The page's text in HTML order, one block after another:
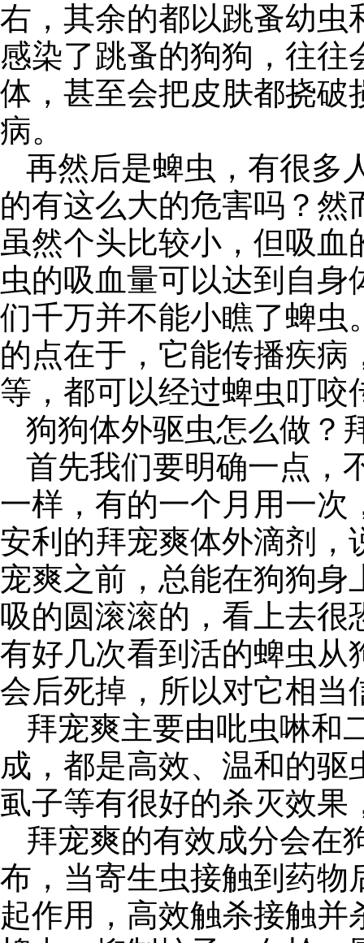
右，其余的都以跳蚤幼虫
感染了跳蚤的狗狗，往往
体，甚至会把皮肤都挠破
病。
再然后是蜱虫，有很多
的有这么大的危害吗？
虽然个头比较小，但吸
虫的吸血量可以达到自身
们千万并不能小瞧了蜱虫
的点在于，它能传播疾
等，都可以经过蜱虫叮咬
狗狗体外驱虫怎么做？
首先我们要明确一点，
一样，有的一个月用一次
安利的拜宠爽体外滴剂，
宠爽之前，总能在狗狗
吸的圆滚滚的，看上去很
有好几次看到活的蜱虫从
会后死掉，所以对它相当
拜宠爽主要由吡虫啉和
成，都是高效、温和的
虱子等有很好的杀灭效果
拜宠爽的有效成分会在
布，当寄生虫接触到药物
起作用，高效触杀接触